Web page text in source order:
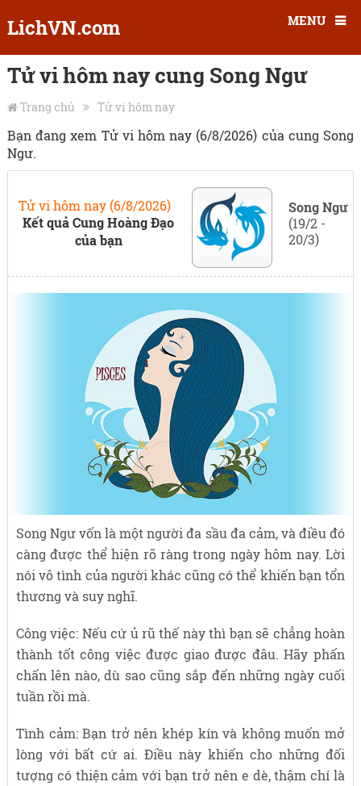
LichVN.com MENU
Tử vi hôm nay cung Song Ngư
Trang chủ Tử vi hôm nay
Bạn đang xem Tử vi hôm nay (6/8/2026) của cung Song
Ngư.
Tử vi hôm nay (6/8/2026)
Kết quả Cung Hoàng Đạo
của bạn
Song Ngư
(19/2 -
20/3)
Song Ngư vốn là một người đa sầu đa cảm, và điều đó
càng được thể hiện rõ ràng trong ngày hôm nay. Lời
nói vô tình của người khác cũng có thể khiến bạn tổn
thương và suy nghĩ.
Công việc: Nếu cứ ủ rũ thế này thì bạn sẽ chẳng hoàn
thành tốt công việc được giao được đâu. Hãy phấn
chấn lên nào, dù sao cũng sắp đến những ngày cuối
tuần rồi mà.
Tình cảm: Bạn trở nên khép kín và không muốn mở
lòng với bất cứ ai. Điều này khiến cho những đối
tượng có thiện cảm với bạn trở nên e dè, thậm chí là